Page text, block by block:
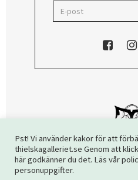
Copyright © 2026 Thielska
Pst! Vi använder kakor för att
thielskagalleriet.se Genom att
här godkänner du det. Läs vår
personuppgifter.